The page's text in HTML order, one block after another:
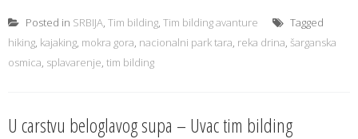
Posted in SRBIJA, Tim bilding, Tim bilding avanture
Tagged
hiking, kajaking, mokra gora, nacionalni park tara, reka drina, šarganska
osmica, splavarenje, tim bilding
U carstvu beloglavog supa – Uvac tim bilding